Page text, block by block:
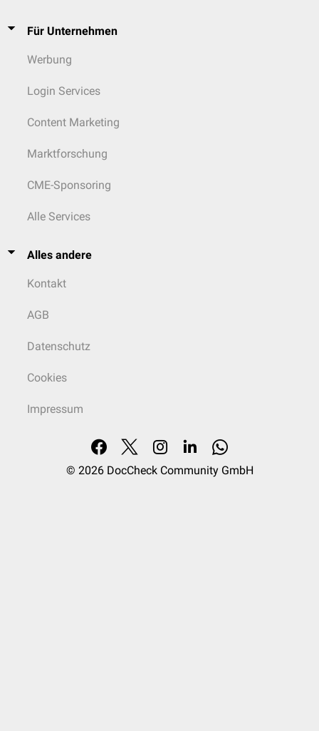
Für Unternehmen
Werbung
Login Services
Content Marketing
Marktforschung
CME-Sponsoring
Alle Services
Alles andere
Kontakt
AGB
Datenschutz
Cookies
Impressum
© 2026 DocCheck Community GmbH